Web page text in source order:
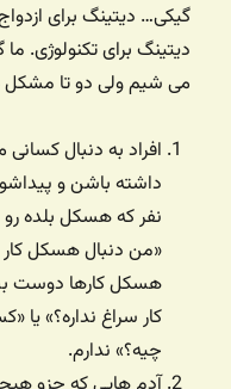
گیکی… دیتینگ برای
دیتینگ برای تکنولوژی.
می شیم ولی دو تا مشکل
افراد به دنبال
داشته باشن و
نفر که هسکل بلده رو
«من دنبال هسکل
هسکل کارها دوست
کار سراغ نداره؟»
چیه؟» ندارم.